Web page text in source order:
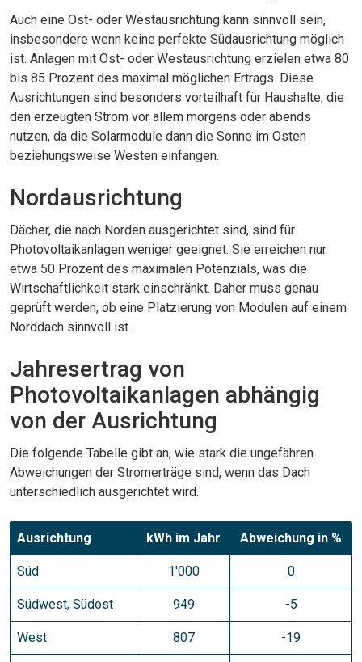
Auch eine Ost- oder Westausrichtung kann sinnvoll sein,
insbesondere wenn keine perfekte Südausrichtung möglich
ist. Anlagen mit Ost- oder Westausrichtung erzielen etwa 80
bis 85 Prozent des maximal möglichen Ertrags. Diese
Ausrichtungen sind besonders vorteilhaft für Haushalte, die
den erzeugten Strom vor allem morgens oder abends
nutzen, da die Solarmodule dann die Sonne im Osten
beziehungsweise Westen einfangen.
Nordausrichtung
Dächer, die nach Norden ausgerichtet sind, sind für
Photovoltaikanlagen weniger geeignet. Sie erreichen nur
etwa 50 Prozent des maximalen Potenzials, was die
Wirtschaftlichkeit stark einschränkt. Daher muss genau
geprüft werden, ob eine Platzierung von Modulen auf einem
Norddach sinnvoll ist.
Jahresertrag von
Photovoltaikanlagen abhängig
von der Ausrichtung
Die folgende Tabelle gibt an, wie stark die ungefähren
Abweichungen der Stromerträge sind, wenn das Dach
unterschiedlich ausgerichtet wird.
Ausrichtung kWh im Jahr Abweichung in %
Süd 1'000 0
Südwest, Südost 949 -5
West 807 -19